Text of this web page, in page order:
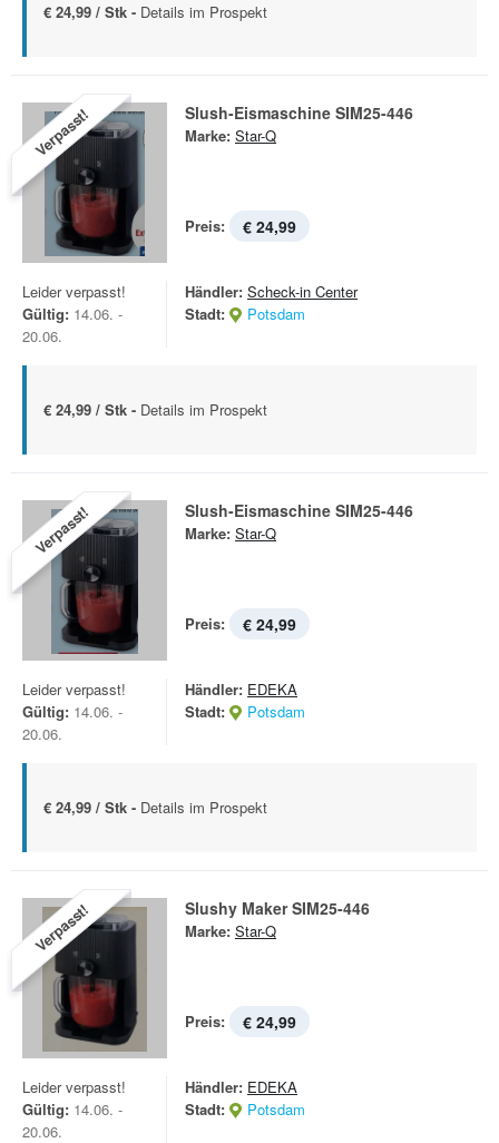
€ 24,99 / Stk - Details im Prospekt
Verpasst! Slush-Eismaschine SIM25-446
Marke: Star-Q
Preis: € 24,99
Leider verpasst!
Gültig: 14.06. -
20.06.
Händler: Scheck-in Center
Stadt:
Potsdam
€ 24,99 / Stk - Details im Prospekt
Verpasst! Slush-Eismaschine SIM25-446
Marke: Star-Q
Preis: € 24,99
Leider verpasst!
Gültig: 14.06. -
20.06.
Händler: EDEKA
Stadt:
Potsdam
€ 24,99 / Stk - Details im Prospekt
Verpasst! Slushy Maker SIM25-446
Marke: Star-Q
Preis: € 24,99
Leider verpasst!
Gültig: 14.06. -
20.06.
Händler: EDEKA
Stadt:
Potsdam